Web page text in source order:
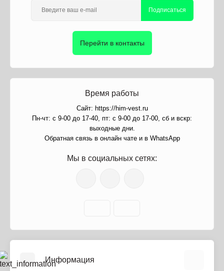
Подписаться
Перейти в контакты
Время работы
Сайт: https://him-vest.ru
Пн-чт: с 9-00 до 17-40, пт: с 9-00 до 17-00, сб и вскр:
выходные дни.
Обратная связь в онлайн чате и в WhatsApp
Мы в социальных сетях:
Информация